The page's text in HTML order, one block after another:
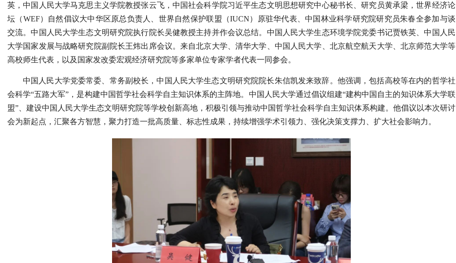
英，中国人民大学马克思主义学院教授张云飞，中国社会科学院习近平生态文明思想研究中心秘书长、研究员黄承梁，世界经济论
坛（WEF）自然倡议大中华区原总负责人、世界自然保护联盟（IUCN）原驻华代表、中国林业科学研究院研究员朱春全参加与谈
交流。中国人民大学生态文明研究院执行院长吴健教授主持并作会议总结。中国人民大学生态环境学院党委书记贾铁英、中国人民
大学国家发展与战略研究院副院长王炜出席会议。来自北京大学、清华大学、中国人民大学、北京航空航天大学、北京师范大学等
高校师生代表，以及国家发改委宏观经济研究院等多家单位专家学者代表一同参会。
中国人民大学党委常委、常务副校长，中国人民大学生态文明研究院院长朱信凯发来致辞。他强调，包括高校等在内的哲学社
会科学“五路大军”，是构建中国哲学社会科学自主知识体系的主阵地。中国人民大学通过倡议组建“建构中国自主的知识体系大学联
盟”、建设中国人民大学生态文明研究院等学校创新高地，积极引领与推动中国哲学社会科学自主知识体系构建。他倡议以本次研讨
会为新起点，汇聚各方智慧，聚力打造一批高质量、标志性成果，持续增强学术引领力、强化决策支撑力、扩大社会影响力。